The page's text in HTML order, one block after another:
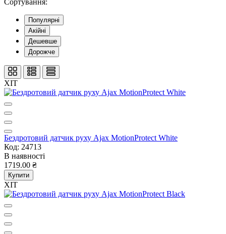
Популярні
Акійні
Дешевше
Дорожче
ХІТ
Бездротовий датчик руху Ajax MotionProtect White
Код: 24713
В наявності
1719.00 ₴
Купити
ХІТ